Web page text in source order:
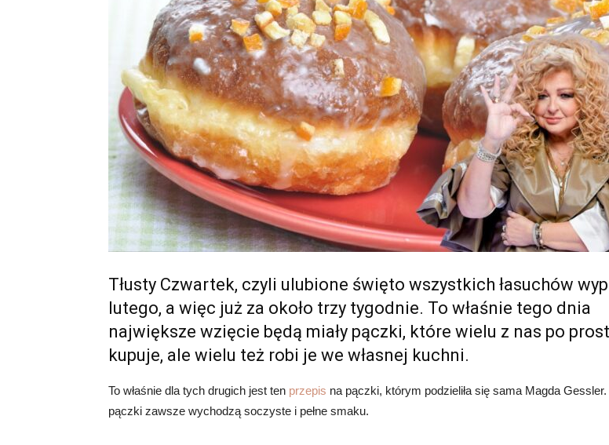
Tłusty Czwartek, czyli ulubione święto wszystkich łasuchów
lutego, a więc już za około trzy tygodnie. To właśnie tego dnia
największe wzięcie będą miały pączki, które wielu z nas po
kupuje, ale wielu też robi je we własnej kuchni.
To właśnie dla tych drugich jest ten przepis na pączki, którym podzieliła się sama Magda
pączki zawsze wychodzą soczyste i pełne smaku.